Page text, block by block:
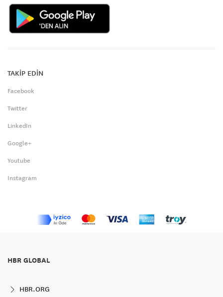
TAKİP EDİN
Facebook
Twitter
LinkedIn
Google+
Youtube
Instagram
HBR GLOBAL
HBR.ORG